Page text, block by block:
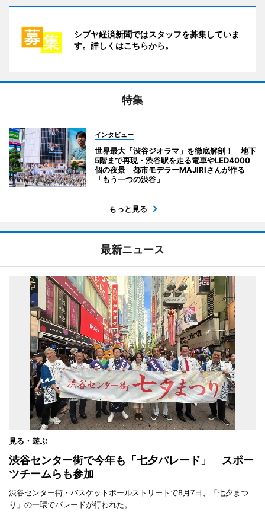
シブヤ経済新聞ではスタッフを募集していま
す。詳しくはこちらから。
特集
インタビュー
世界最大「渋谷ジオラマ」を徹底解剖！ 地下
5階まで再現・渋谷駅を走る電車やLED4000
個の夜景 都市モデラーMAJIRIさんが作る
「もう一つの渋谷」
もっと見る
最新ニュース
見る・遊ぶ
渋谷センター街で今年も「七夕パレード」 スポー
ツチームらも参加
渋谷センター街・バスケットボールストリートで8月7日、「七夕まつ
り」の一環でパレードが行われた。